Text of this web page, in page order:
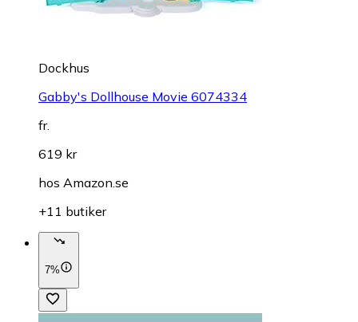
Dockhus
Gabby's Dollhouse Movie 6074334
fr.
619 kr
hos Amazon.se
+11 butiker
7%